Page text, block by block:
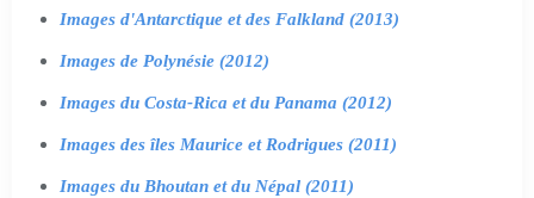
Images d'Antarctique et des Falkland (2013)
Images de Polynésie (2012)
Images du Costa-Rica et du Panama (2012)
Images des îles Maurice et Rodrigues (2011)
Images du Bhoutan et du Népal (2011)